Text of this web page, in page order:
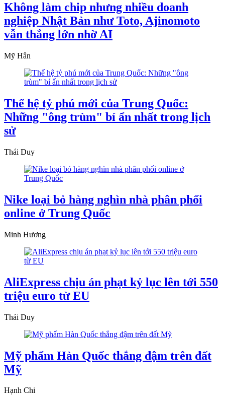
Không làm chip nhưng nhiều doanh
nghiệp Nhật Bản như Toto, Ajinomoto
vẫn thắng lớn nhờ AI
Mỹ Hân
Thế hệ tỷ phú mới của Trung Quốc:
Những "ông trùm" bí ẩn nhất trong lịch
sử
Thái Duy
Nike loại bỏ hàng nghìn nhà phân phối
online ở Trung Quốc
Minh Hương
AliExpress chịu án phạt kỷ lục lên tới 550
triệu euro từ EU
Thái Duy
Mỹ phẩm Hàn Quốc thắng đậm trên đất
Mỹ
Hạnh Chi